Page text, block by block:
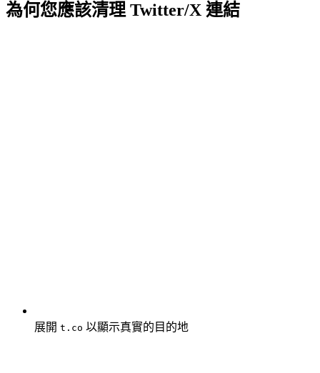
為何您應該清理 Twitter/X 連結
展開 t.co 以顯示真實的目的地